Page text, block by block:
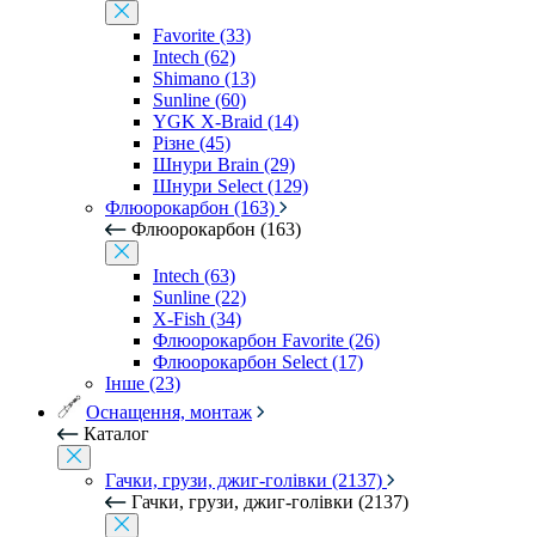
Favorite (33)
Intech (62)
Shimano (13)
Sunline (60)
YGK X-Braid (14)
Різне (45)
Шнури Brain (29)
Шнури Select (129)
Флюорокарбон (163)
Флюорокарбон (163)
Intech (63)
Sunline (22)
X-Fish (34)
Флюорокарбон Favorite (26)
Флюорокарбон Select (17)
Інше (23)
Оснащення, монтаж
Каталог
Гачки, грузи, джиг-голівки (2137)
Гачки, грузи, джиг-голівки (2137)